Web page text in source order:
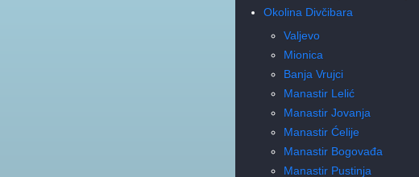
Okolina Divčibara
Valjevo
Mionica
Banja Vrujci
Manastir Lelić
Manastir Jovanja
Manastir Ćelije
Manastir Bogovađa
Manastir Pustinja